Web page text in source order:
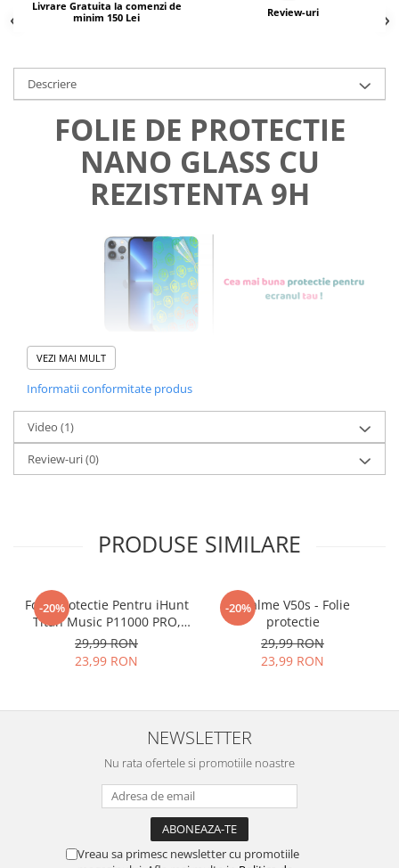
Livrare Gratuita la comenzi de
minim 150 Lei
Review-uri
Descriere
FOLIE DE PROTECTIE
NANO GLASS CU
REZISTENTA 9H
Foliile noastre sunt
aplicat chiar
tu.
producerea foliilor NUeste
sticla pe care o stim cu totii, ci
este Nano Glass
AcestagaranteazacaNU SE
SPARGEin mii de cioburi
ascutite si periculoase.
Nu numai ca este rezistenta la
zgarieturi si spargere, ci si
INTARESTEecranul!
Folia avand rezistenta 9H la
zgarieturi, asigura si un aspect
VEZI MAI MULT
Informatii conformitate produs
Video (1)
Review-uri(0)
PRODUSE SIMILARE
-20%
Folie Protectie Pentru iHunt
Titan Music P11000 PRO,
VDOO
29,99 RON
23,99 RON
-20%
Realme V50s - Folie
protectie
29,99 RON
23,99 RON
NEWSLETTER
Nu rata ofertele si promotiile noastre
Vreau sa primesc newsletter cu promotiile